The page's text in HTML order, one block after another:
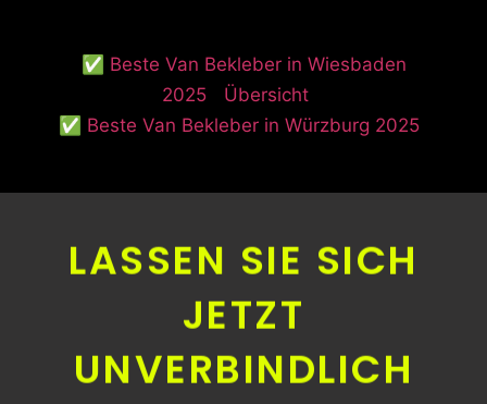
✅ Beste Van Bekleber in Wiesbaden
2025
Übersicht
✅ Beste Van Bekleber in Würzburg 2025
LASSEN SIE SICH
JETZT
UNVERBINDLICH